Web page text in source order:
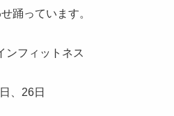
踊っています。
ンフィットネス
、26日